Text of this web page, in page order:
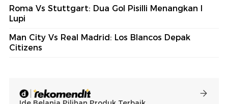
Roma Vs Stuttgart: Dua Gol Pisilli Menangkan I
Lupi
Man City Vs Real Madrid: Los Blancos Depak
Citizens